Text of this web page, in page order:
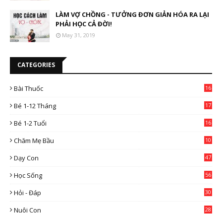
LÀM VỢ CHỒNG - TƯỞNG ĐƠN GIẢN HÓA RA LẠI
PHẢI HỌC CẢ ĐỜI!
May 31, 2019
CATEGORIES
Bài Thuốc
16
Bé 1-12 Tháng 17
Bé 1-2 Tuổi 16
Chăm Mẹ Bầu
10
Dạy Con
47
Học Sống 56
Hỏi - Đáp 30
Nuôi Con
28